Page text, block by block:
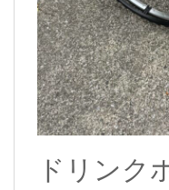
ドリンク